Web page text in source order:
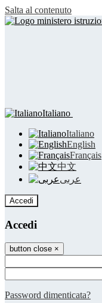
Salta al contenuto
Italiano
Italiano
English
Français
中文
عربى
Accedi
Accedi
button close ×
Password dimenticata?